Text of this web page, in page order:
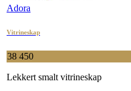
Adora
Vitrineskap
38 450
Lekkert smalt vitrineskap